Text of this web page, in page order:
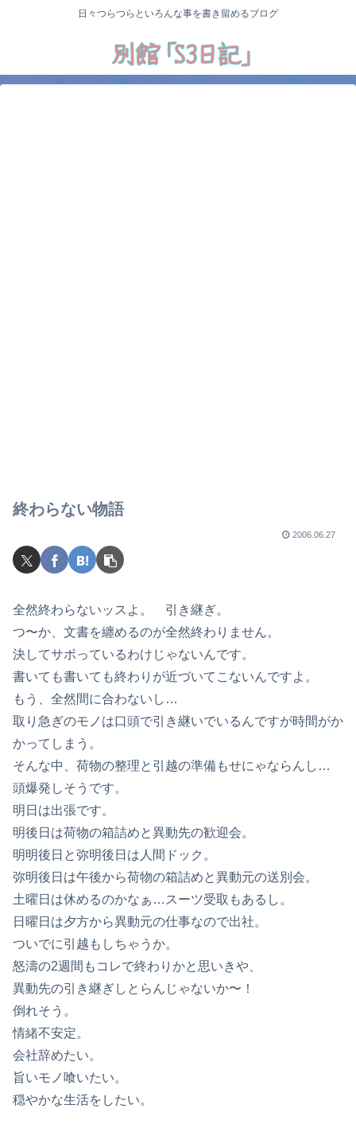
日々つらつらといろんな事を書き留めるブログ
終わらない物語
2006.06.27
全然終わらないッスよ。 引き継ぎ。
つ〜か、文書を纏めるのが全然終わりません。
決してサボっているわけじゃないんです。
書いても書いても終わりが近づいてこないんですよ。
もう、全然間に合わないし…
取り急ぎのモノは口頭で引き継いでいるんですが時間がか
かってしまう。
そんな中、荷物の整理と引越の準備もせにゃならんし…
頭爆発しそうです。
明日は出張です。
明後日は荷物の箱詰めと異動先の歓迎会。
明明後日と弥明後日は人間ドック。
弥明後日は午後から荷物の箱詰めと異動元の送別会。
土曜日は休めるのかなぁ…スーツ受取もあるし。
日曜日は夕方から異動元の仕事なので出社。
ついでに引越もしちゃうか。
怒濤の2週間もコレで終わりかと思いきや、
異動先の引き継ぎしとらんじゃないか〜！
倒れそう。
情緒不安定。
会社辞めたい。
旨いモノ喰いたい。
穏やかな生活をしたい。